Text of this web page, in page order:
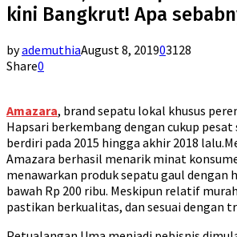
kini Bangkrut! Apa
byademuthiaAugust 8, 201903128
Share0
Amazara, brand sepatu lokal khusus
Hapsari berkembang dengan cukup
berdiri pada 2015 hingga akhir 2018
Amazara berhasil menarik minat
menawarkan produk sepatu gaul dengan
bawah Rp 200 ribu. Meskipun relatif
pastikan berkualitas, dan sesuai dengan